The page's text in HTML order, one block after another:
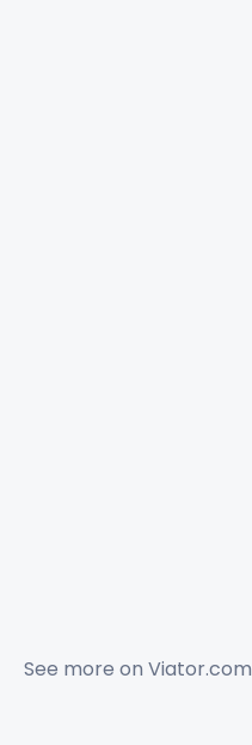
See more on Viator.com